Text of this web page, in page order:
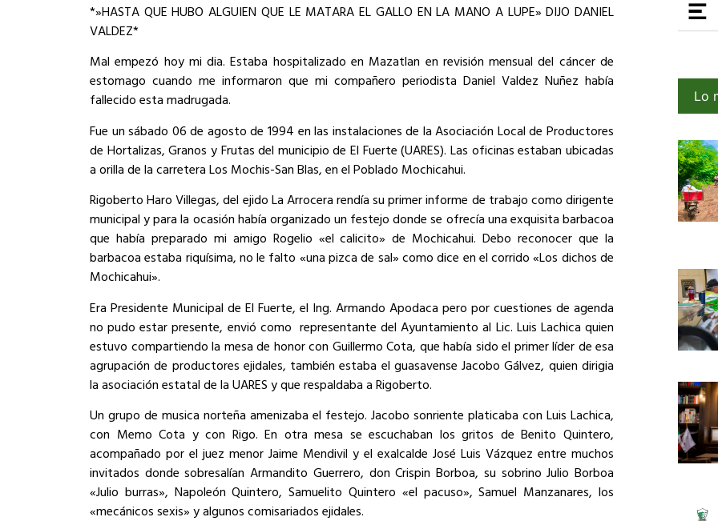
*»HASTA QUE HUBO ALGUIEN QUE LE MATARA EL GALLO EN LA MANO A LUPE» DIJO DANIEL
VALDEZ*
Mal empezó hoy mi dia. Estaba hospitalizado en Mazatlan en revisión mensual del cáncer de
estomago cuando me informaron que mi compañero periodista Daniel Valdez Nuñez había
fallecido esta madrugada.
Fue un sábado 06 de agosto de 1994 en las instalaciones de la Asociación Local de Productores
de Hortalizas, Granos y Frutas del municipio de El Fuerte (UARES). Las oficinas estaban ubicadas
a orilla de la carretera Los Mochis-San Blas, en el Poblado Mochicahui.
Rigoberto Haro Villegas, del ejido La Arrocera rendía su primer informe de trabajo como dirigente
municipal y para la ocasión había organizado un festejo donde se ofrecía una exquisita barbacoa
que había preparado mi amigo Rogelio «el calicito» de Mochicahui. Debo reconocer que la
barbacoa estaba riquísima, no le falto «una pizca de sal» como dice en el corrido «Los dichos de
Mochicahui».
Era Presidente Municipal de El Fuerte, el Ing. Armando Apodaca pero por cuestiones de agenda
no pudo estar presente, envió como representante del Ayuntamiento al Lic. Luis Lachica quien
estuvo compartiendo la mesa de honor con Guillermo Cota, que había sido el primer líder de esa
agrupación de productores ejidales, también estaba el guasavense Jacobo Gálvez, quien dirigia
la asociación estatal de la UARES y que respaldaba a Rigoberto.
Un grupo de musica norteña amenizaba el festejo. Jacobo sonriente platicaba con Luis Lachica,
con Memo Cota y con Rigo. En otra mesa se escuchaban los gritos de Benito Quintero,
acompañado por el juez menor Jaime Mendivil y el exalcalde José Luis Vázquez entre muchos
invitados donde sobresalían Armandito Guerrero, don Crispin Borboa, su sobrino Julio Borboa
«Julio burras», Napoleón Quintero, Samuelito Quintero «el pacuso», Samuel Manzanares, los
«mecánicos sexis» y algunos comisariados ejidales.
Lo